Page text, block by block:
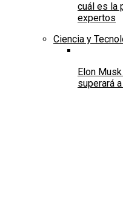
cuál es la
expertos
Ciencia y
Elon
superará